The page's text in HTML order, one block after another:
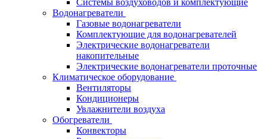
Водонагреватели
Газовые водонагреватели
Комплектующие для водонагревателей
Электрические водонагреватели
накопительные
Электрические водонагреватели проточные
Климатическое оборудование
Вентиляторы
Кондиционеры
Увлажнители воздуха
Обогреватели
Конвекторы